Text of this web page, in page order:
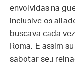
envolvidas na
inclusive os
buscava cada
Roma. E assim
sabotar seu